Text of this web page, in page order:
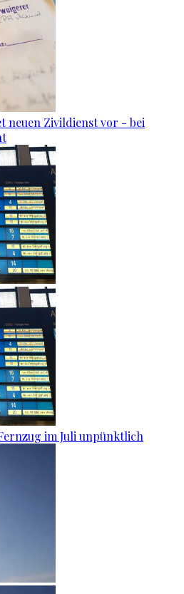
neuen Zivildienst vor - bei
im Juli unpünktlich